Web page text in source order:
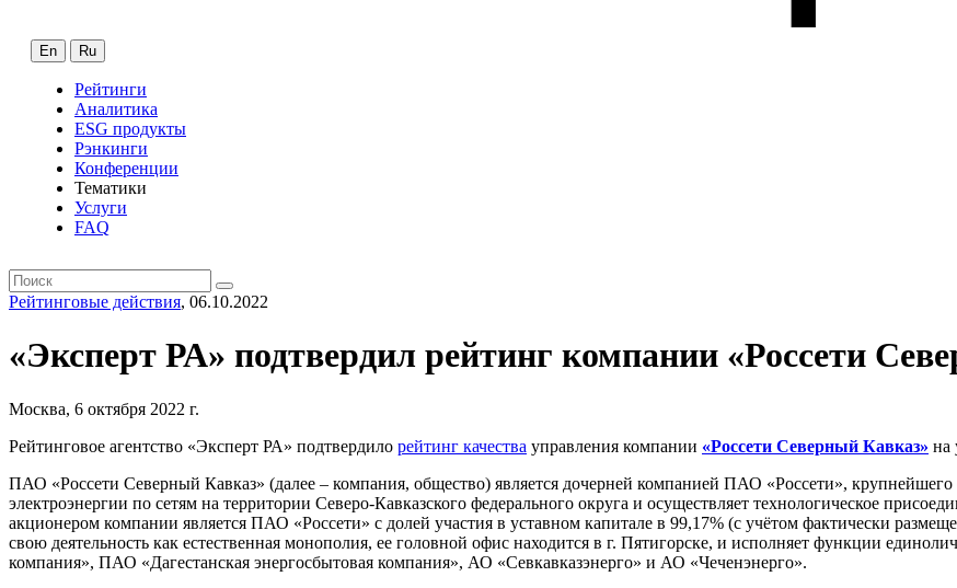
En Ru
Рейтинги
Аналитика
ESG продукты
Рэнкинги
Конференции
Тематики
Услуги
FAQ
Рейтинговые действия, 06.10.2022
«Эксперт РА» подтвердил рейтинг компании «Россети
Москва, 6 октября 2022 г.
Рейтинговое агентство «Эксперт РА» подтвердило рейтинг качества управления компании «Россети Северный Кавказ» на
ПАО «Россети Северный Кавказ» (далее – компания, общество) является дочерней компанией ПАО «Россети», крупнейшего
электроэнергии по сетям на территории Северо-Кавказского федерального округа и осуществляет технологическое
акционером компании является ПАО «Россети» с долей участия в уставном капитале в 99,17% (с учётом фактически
свою деятельность как естественная монополия, ее головной офис находится в г. Пятигорске, и исполняет функции
компания», ПАО «Дагестанская энергосбытовая компания», АО «Севкавказэнерго» и АО «Чеченэнерго».